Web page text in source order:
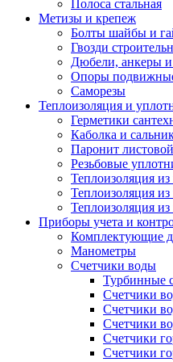
Полоса стальная
Метизы и крепеж
Болты шайбы и
Гвозди
Дюбели, анкеры
Опоры
Саморезы
Теплоизоляция и
Герметики
Каболка и
Паронит листовой
Резьбовые
Теплоизоляция
Теплоизоляция
Теплоизоляция
Приборы учета и
Комплектующие
Манометры
Счетчики воды
Турбинные
Счетчики
Счетчики
Счетчики
Счетчики
Счетчики